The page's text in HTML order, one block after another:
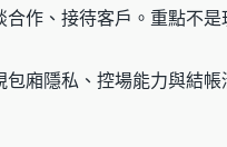
作、接待客戶。重點不
廂隱私、控場能力與結帳